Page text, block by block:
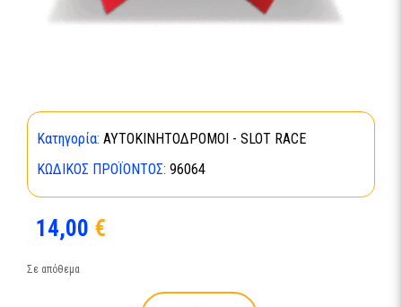
Κατηγορία: ΑΥΤΟΚΙΝΗΤΟΔΡΟΜΟΙ - SLOT RACE
ΚΩΔΙΚΌΣ ΠΡΟΪΌΝΤΟΣ: 96064
14,00 €
Σε απόθεμα
Combo